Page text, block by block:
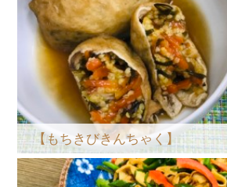
【もちきびきんちゃく】